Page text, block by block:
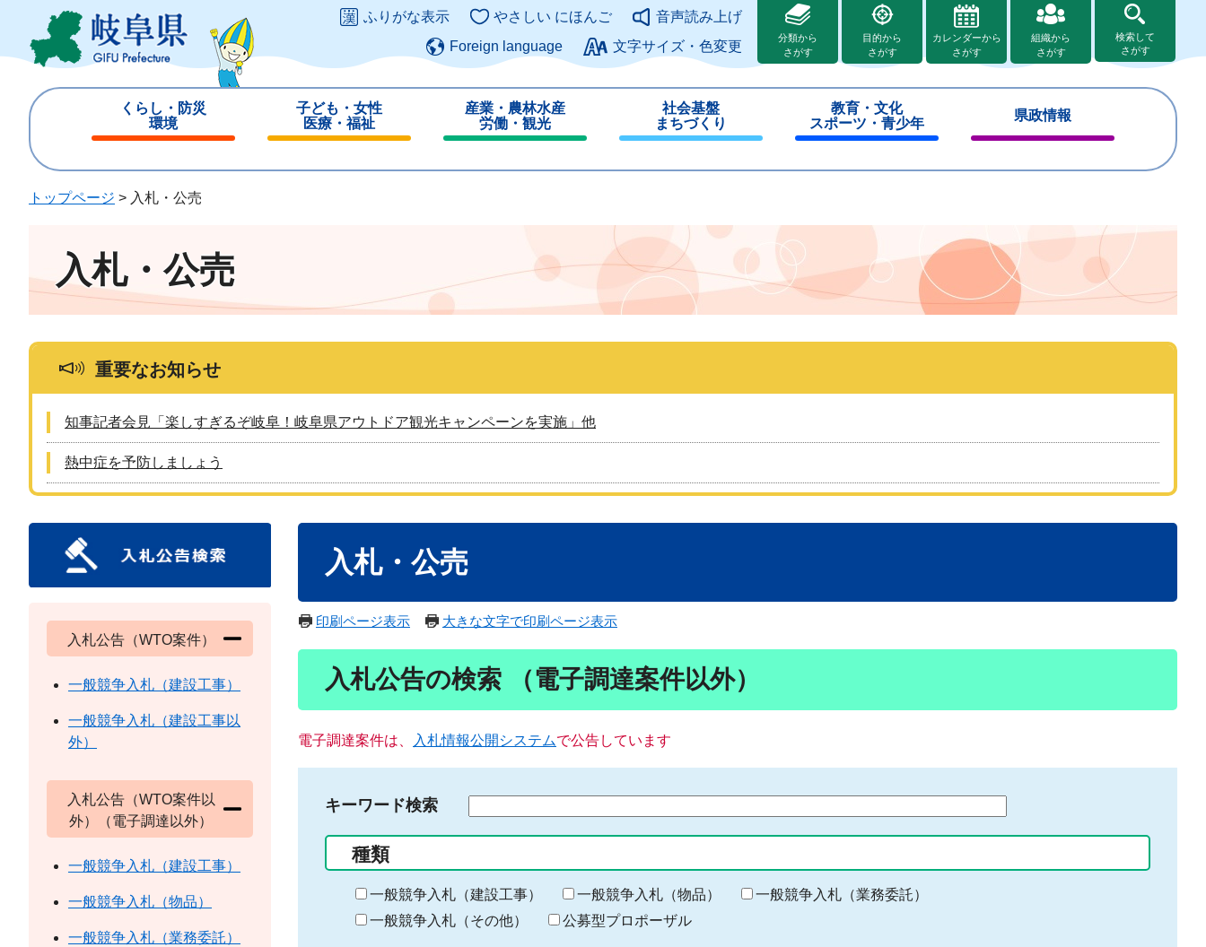
ジ
ュ
このページの本文へ
ふりがな表示 やさしい にほんご
音声読み上げ
Foreign language
文字サイズ・色変更
分類から
さがす
目的から
さがす
カレンダーから
さがす
組織から
さがす
検索して
さがす
くらし・防災
環境
じ
子ども・女性
医療・福祉
じ
産業・農林水産
労働・観光
じ
社会基盤
まちづくり
じ
教育・文化
スポーツ・青少年
じ
県政情報
じ
トップページ > 入札・公売
入札・公売
重要なお知らせ
知事記者会見「楽しすぎるぞ岐阜！岐阜県アウトドア観光キャンペーンを実施」他
熱中症を予防しましょう
入札・公売
印刷ページ表示 大きな文字で印刷ページ表示
入札公告の検索 （電子調達案件以外）
電子調達案件は、 入札情報公開システムで公告しています
キーワード検索
る
キ
ー
種類
一般競争入札（建設工事） 一般競争入札（物品）
一般競争入札（業務委託）
一般競争入札（その他）
公募型プロポーザル
入札公告（WTO案件）
一般競争入札（建設工事）
一般競争入札（建設工事以
外）
入札公告（WTO案件以
外）（電子調達以外）
一般競争入札（建設工事）
一般競争入札（物品）
一般競争入札（業務委託）